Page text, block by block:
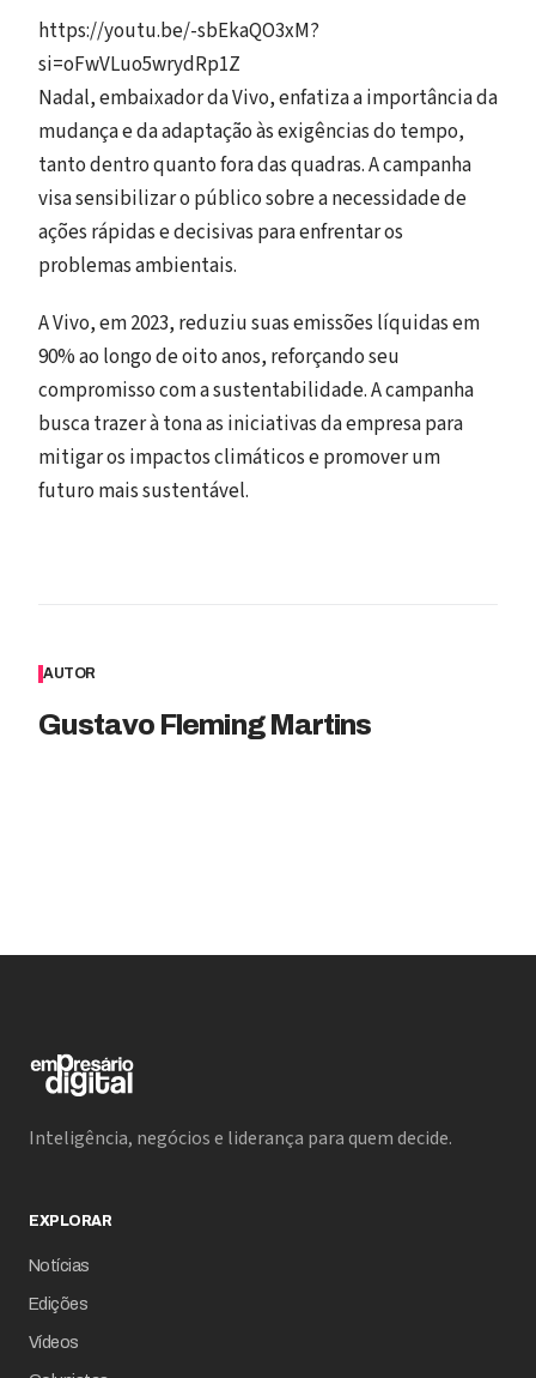
https://youtu.be/-sbEkaQO3xM?
si=oFwVLuo5wrydRp1Z
Nadal, embaixador da Vivo, enfatiza a importância da
mudança e da adaptação às exigências do tempo,
tanto dentro quanto fora das quadras. A campanha
visa sensibilizar o público sobre a necessidade de
ações rápidas e decisivas para enfrentar os
problemas ambientais.
A Vivo, em 2023, reduziu suas emissões líquidas em
90% ao longo de oito anos, reforçando seu
compromisso com a sustentabilidade. A campanha
busca trazer à tona as iniciativas da empresa para
mitigar os impactos climáticos e promover um
futuro mais sustentável.
AUTOR
Gustavo Fleming Martins
Inteligência, negócios e liderança para quem decide.
EXPLORAR
Notícias
Edições
Vídeos